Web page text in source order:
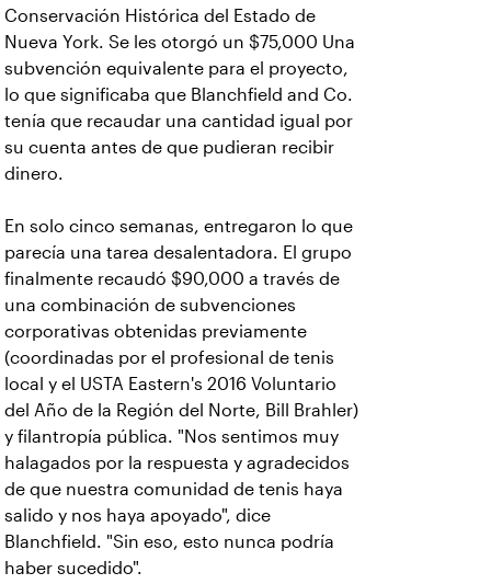
Conservación Histórica del Estado de
Nueva York. Se les otorgó un $75,000 Una
subvención equivalente para el proyecto,
lo que significaba que Blanchfield and Co.
tenía que recaudar una cantidad igual por
su cuenta antes de que pudieran recibir
dinero.
En solo cinco semanas, entregaron lo que
parecía una tarea desalentadora. El grupo
finalmente recaudó $90,000 a través de
una combinación de subvenciones
corporativas obtenidas previamente
(coordinadas por el profesional de tenis
local y el USTA Eastern's 2016 Voluntario
del Año de la Región del Norte, Bill Brahler)
y filantropía pública. "Nos sentimos muy
halagados por la respuesta y agradecidos
de que nuestra comunidad de tenis haya
salido y nos haya apoyado", dice
Blanchfield. "Sin eso, esto nunca podría
haber sucedido".